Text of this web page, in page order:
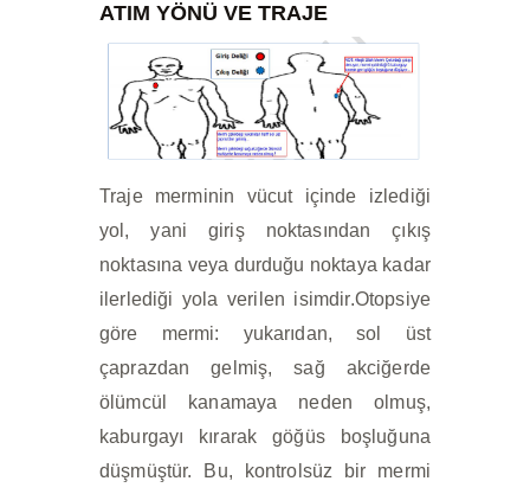
ATIM YÖNÜ VE TRAJE
Traje merminin vücut içinde izlediği
yol, yani giriş noktasından çıkış
noktasına veya durduğu noktaya kadar
ilerlediği yola verilen isimdir.Otopsiye
göre mermi: yukarıdan, sol üst
çaprazdan gelmiş, sağ akciğerde
ölümcül kanamaya neden olmuş,
kaburgayı kırarak göğüs boşluğuna
düşmüştür. Bu, kontrolsüz bir mermi